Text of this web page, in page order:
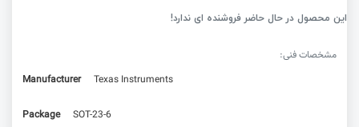
این محصول در حال حاضر فروشنده ای ندارد!
مشخصات فنی:
Manufacturer
Texas Instruments
Package SOT-23-6